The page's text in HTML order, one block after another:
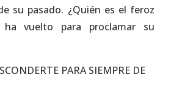
su pasado. ¿Quién es el feroz
ha vuelto para proclamar su
PARA SIEMPRE DE